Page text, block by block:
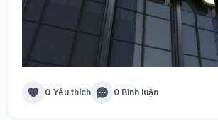
0 Yêu thích 0 Bình luận